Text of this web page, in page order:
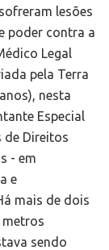
lesões
poder contra a
Legal
pela Terra
nesta
Especial
de Direitos
- em
e
mais de dois
metros
sendo